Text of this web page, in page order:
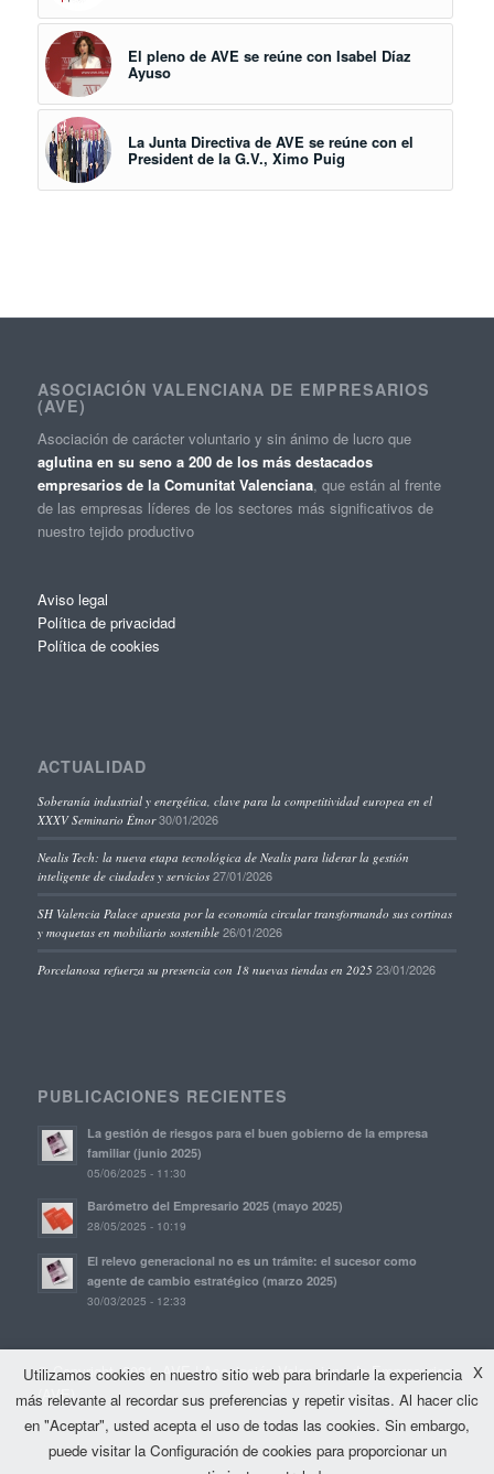
El pleno de AVE se reúne con Isabel Díaz
Ayuso
La Junta Directiva de AVE se reúne con el
President de la G.V., Ximo Puig
ASOCIACIÓN VALENCIANA DE EMPRESARIOS
(AVE)
Asociación de carácter voluntario y sin ánimo de lucro que
aglutina en su seno a 200 de los más destacados
empresarios de la Comunitat Valenciana, que están al frente
de las empresas líderes de los sectores más significativos de
nuestro tejido productivo
Aviso legal
Política de privacidad
Política de cookies
ACTUALIDAD
Soberanía industrial y energética, clave para la competitividad europea en el
XXXV Seminario Étnor 30/01/2026
Nealis Tech: la nueva etapa tecnológica de Nealis para liderar la gestión
inteligente de ciudades y servicios 27/01/2026
SH Valencia Palace apuesta por la economía circular transformando sus cortinas
y moquetas en mobiliario sostenible 26/01/2026
Porcelanosa refuerza su presencia con 18 nuevas tiendas en 2025 23/01/2026
PUBLICACIONES RECIENTES
La gestión de riesgos para el buen gobierno de la empresa
familiar (junio 2025)
05/06/2025 - 11:30
Barómetro del Empresario 2025 (mayo 2025)
28/05/2025 - 10:19
El relevo generacional no es un trámite: el sucesor como
agente de cambio estratégico (marzo 2025)
30/03/2025 - 12:33
© Copyright, 2021. AVE | Asociación Valenciana de Empresarios
(AVE)
X
Utilizamos cookies en nuestro sitio web para brindarle la experiencia
más relevante al recordar sus preferencias y repetir visitas. Al hacer clic
en "Aceptar", usted acepta el uso de todas las cookies. Sin embargo,
puede visitar la Configuración de cookies para proporcionar un